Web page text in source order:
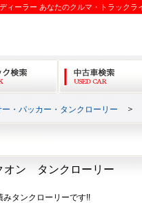
ィーラー あなたのクルマ・トラックラ
ー・パッカー・タンクローリー ＞
ン タンクローリー
タンクローリーです!!